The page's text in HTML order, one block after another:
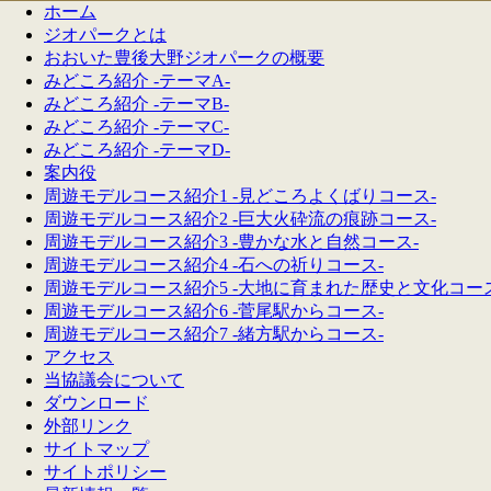
ホーム
ジオパークとは
おおいた豊後大野ジオパークの概要
みどころ紹介 -テーマA-
みどころ紹介 -テーマB-
みどころ紹介 -テーマC-
みどころ紹介 -テーマD-
案内役
周遊モデルコース紹介1 -見どころよくばりコース-
周遊モデルコース紹介2 -巨大火砕流の痕跡コース-
周遊モデルコース紹介3 -豊かな水と自然コース-
周遊モデルコース紹介4 -石への祈りコース-
周遊モデルコース紹介5 -大地に育まれた歴史と文化コー
周遊モデルコース紹介6 -菅尾駅からコース-
周遊モデルコース紹介7 -緒方駅からコース-
アクセス
当協議会について
ダウンロード
外部リンク
サイトマップ
サイトポリシー